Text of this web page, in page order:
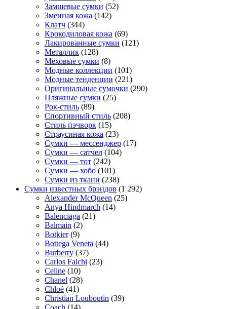
Замшевые сумки (52)
Змеиная кожа (142)
Клатч (344)
Крокодиловая кожа (69)
Лакированные сумки (121)
Металлик (128)
Меховые сумки (8)
Модные коллекции (101)
Модные тенденции (221)
Оригинальные сумочки (290)
Пляжные сумки (25)
Рок-стиль (89)
Спортивный стиль (208)
Стиль пэчворк (15)
Страусиная кожа (23)
Сумки — мессенджер (17)
Сумки — сатчел (104)
Сумки — тот (242)
Сумки — хобо (101)
Сумки из ткани (238)
Сумки известных брэндов (1 292)
Alexander McQueen (25)
Anya Hindmarch (14)
Balenciaga (21)
Balmain (2)
Botkier(9)
Bottega Veneta (44)
Burberry (37)
Carlos Falchi (23)
Celine (10)
Chanel (28)
Chloé (41)
Christian Louboutin (39)
Coach (14)